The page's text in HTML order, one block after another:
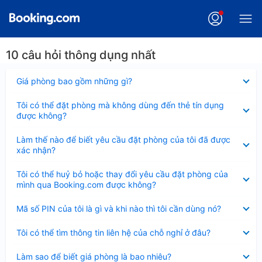
10 câu hỏi thông dụng nhất
Giá phòng bao gồm những gì?
thu
Tôi có thể đặt phòng mà không dùng đến thẻ tín dụng
được không?
thu
gọn
Làm thế nào để biết yêu cầu đặt phòng của tôi đã được
xác nhận?
thu
gọn
Tôi có thể huỷ bỏ hoặc thay đổi yêu cầu đặt phòng của
mình qua Booking.com được không?
thu
gọn
Mã số PIN của tôi là gì và khi nào thì tôi cần dùng nó?
thu
Tôi có thể tìm thông tin liên hệ của chỗ nghỉ ở đâu?
thu
Làm sao để biết giá phòng là bao nhiêu?
thu